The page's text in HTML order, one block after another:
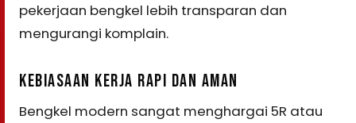
pekerjaan bengkel lebih transparan dan
mengurangi komplain.
KEBIASAAN KERJA RAPI DAN AMAN
Bengkel modern sangat menghargai 5R atau